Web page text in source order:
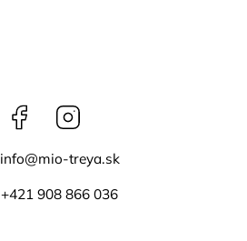
Facebook
info@mio-treya.sk
+421 908 866 036